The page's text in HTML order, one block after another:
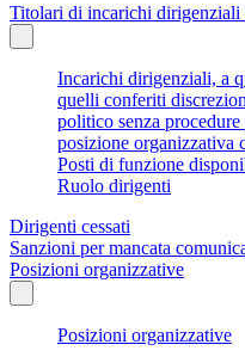
Titolari di incarichi
Incarichi dirigenziali, a
quelli conferiti
politico senza
posizione organizzativa
Posti di funzione
Ruolo dirigenti
Dirigenti cessati
Sanzioni per mancata
Posizioni organizzative
Posizioni organizzative